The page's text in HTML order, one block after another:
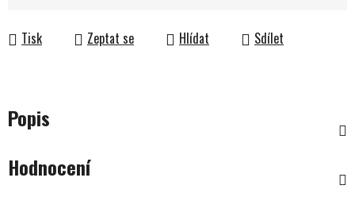
Tisk Zeptat se Hlídat Sdílet
Popis
Hodnocení